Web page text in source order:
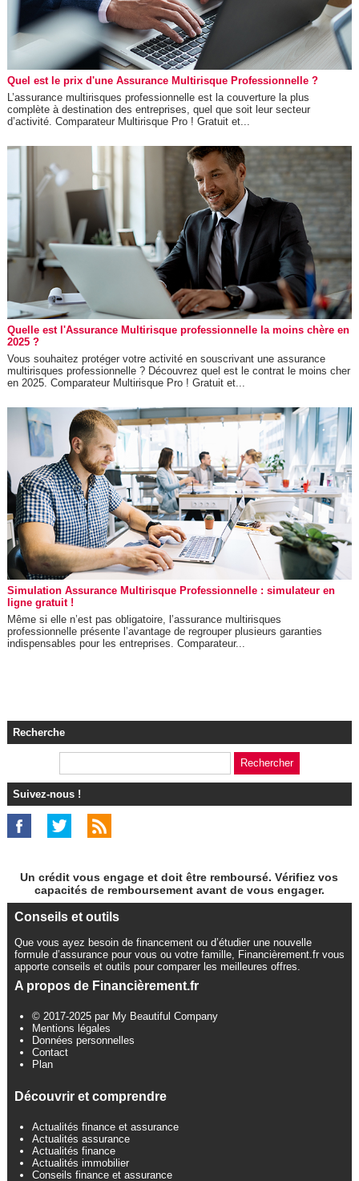
Quel est le prix d'une Assurance Multirisque Professionnelle ?
L’assurance multirisques professionnelle est la couverture la plus
complète à destination des entreprises, quel que soit leur secteur
d’activité. Comparateur Multirisque Pro ! Gratuit et...
Quelle est l'Assurance Multirisque professionnelle la moins chère en
2025 ?
Vous souhaitez protéger votre activité en souscrivant une assurance
multirisques professionnelle ? Découvrez quel est le contrat le moins cher
en 2025. Comparateur Multirisque Pro ! Gratuit et...
Simulation Assurance Multirisque Professionnelle : simulateur en
ligne gratuit !
Même si elle n’est pas obligatoire, l’assurance multirisques
professionnelle présente l’avantage de regrouper plusieurs garanties
indispensables pour les entreprises. Comparateur...
Recherche
Suivez-nous !
Un crédit vous engage et doit être remboursé. Vérifiez vos
capacités de remboursement avant de vous engager.
Conseils et outils
Que vous ayez besoin de financement ou d’étudier une nouvelle
formule d’assurance pour vous ou votre famille, Financièrement.fr vous
apporte conseils et outils pour comparer les meilleures offres.
A propos de Financièrement.fr
© 2017-2025 par My Beautiful Company
Mentions légales
Données personnelles
Contact
Plan
Découvrir et comprendre
Actualités finance et assurance
Actualités assurance
Actualités finance
Actualités immobilier
Conseils finance et assurance